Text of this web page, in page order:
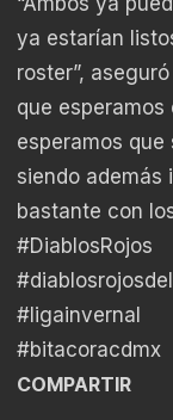
ya estarían
roster”,
que
esperamos
siendo además
bastante con
#DiablosRojos
#ligainvernal
#bitacoracdmx
COMPARTIR